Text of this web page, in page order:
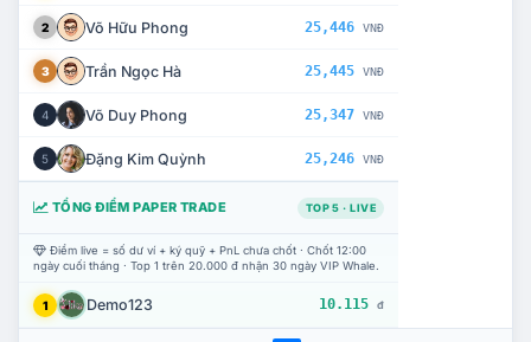
2 Võ Hữu Phong 25,446 VNĐ
3 Trần Ngọc Hà 25,445 VNĐ
4 Võ Duy Phong 25,347 VNĐ
5 Đặng Kim Quỳnh 25,246 VNĐ
TỔNG ĐIỂM PAPER TRADE TOP 5 · LIVE
Điểm live = số dư ví + ký quỹ + PnL chưa chốt · Chốt 12:00
ngày cuối tháng · Top 1 trên 20.000 đ nhận 30 ngày VIP Whale.
1 Demo123 10.115 đ